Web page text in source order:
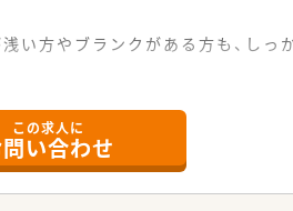
方やブランクがある方も、しっ
需しています。
身につけることが可能です。
負担を抑えて業務に励んでいま
この求人に
い合わせ